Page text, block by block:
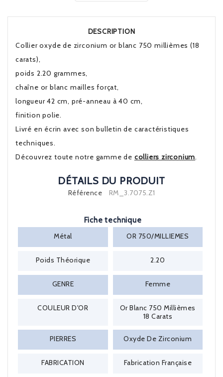
DESCRIPTION
Collier oxyde de zirconium or blanc 750 millièmes (18
carats),
poids 2.20 grammes,
chaîne or blanc mailles forçat,
longueur 42 cm, pré-anneau à 40 cm,
finition polie.
Livré en écrin avec son bulletin de caractéristiques
techniques.
Découvrez toute notre gamme de colliers zirconium.
DÉTAILS DU PRODUIT
Référence RM_3.7075.Z1
Fiche technique
Métal
OR 750/MILLIEMES
Poids Théorique 2.20
GENRE Femme
COULEUR D'OR
Or Blanc 750 Millièmes
18 Carats
PIERRES Oxyde De Zirconium
FABRICATION Fabrication Française